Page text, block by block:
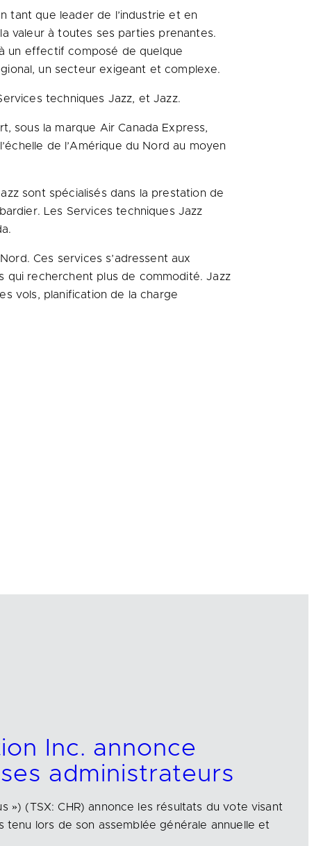
tant que leader de l’industrie et en
valeur à toutes ses parties prenantes.
un effectif composé de quelque
un secteur exigeant et complexe.
techniques Jazz, et Jazz.
sous la marque Air Canada Express,
de l’Amérique du Nord au moyen
sont spécialisés dans la prestation de
Les Services techniques Jazz
Ces services s’adressent aux
qui recherchent plus de commodité. Jazz
vols, planification de la charge
Inc. annonce
administrateurs
») (TSX: CHR) annonce les résultats du vote visant
tenu lors de son assemblée générale annuelle et